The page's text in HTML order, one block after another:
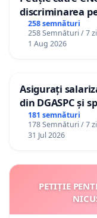
discriminarea
către
258 semnături
258 Semnături / 7
1 Aug 2026
Asigurați
din DGASPC și
181 semnături
178 Semnături / 7
31 Jul 2026
PETIȚIE